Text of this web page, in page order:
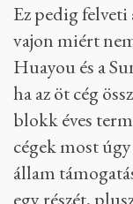
Ez pedig
vajon miért
Huayou és a
ha az öt cég
blokk éves
cégek most
állam